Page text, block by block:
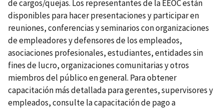
de cargos/quejas. Los representantes de la EEOC están
disponibles para hacer presentaciones y participar en
reuniones, conferencias y seminarios con organizaciones
de empleadores y defensores de los empleados,
asociaciones profesionales, estudiantes, entidades sin
fines de lucro, organizaciones comunitarias y otros
miembros del público en general. Para obtener
capacitación más detallada para gerentes, supervisores y
empleados, consulte la capacitación de pago a